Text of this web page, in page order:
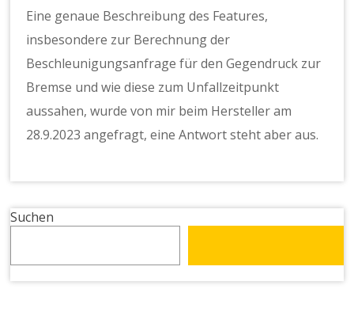
Eine genaue Beschreibung des Features,
insbesondere zur Berechnung der
Beschleunigungsanfrage für den Gegendruck zur
Bremse und wie diese zum Unfallzeitpunkt
aussahen, wurde von mir beim Hersteller am
28.9.2023 angefragt, eine Antwort steht aber aus.
Suchen